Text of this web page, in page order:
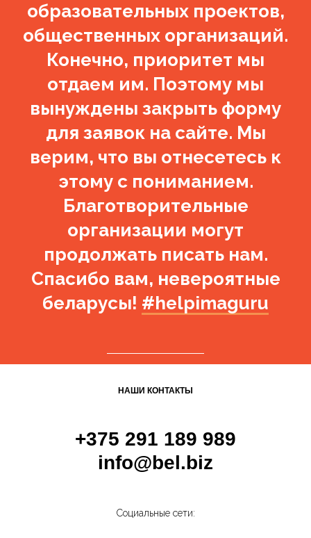
образовательных проектов,
общественных организаций.
Конечно, приоритет мы
отдаем им. Поэтому мы
вынуждены закрыть форму
для заявок на сайте. Мы
верим, что вы отнесетесь к
этому с пониманием.
Благотворительные
организации могут
продолжать писать нам.
Спасибо вам, невероятные
беларусы! #helpimaguru
НАШИ КОНТАКТЫ
+375 291 189 989
info@bel.biz
Социальные сети: